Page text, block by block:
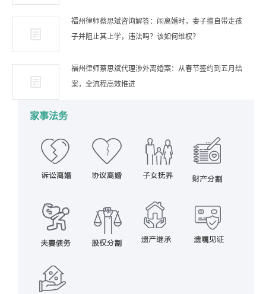
福州律师蔡思斌咨询解答：闹离婚时，妻子擅自带走孩
子并阻止其上学，违法吗？该如何维权？
福州律师蔡思斌代理涉外离婚案：从春节签约到五月结
案，全流程高效推进
家事法务